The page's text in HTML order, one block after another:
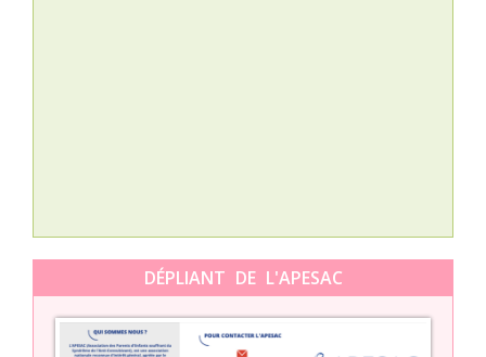
DÉPLIANT DE L'APESAC